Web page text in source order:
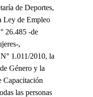
de Deportes,
Ley de Empleo
26.485 -de
,
1.011/2010, la
Género y la
Capacitación
las personas